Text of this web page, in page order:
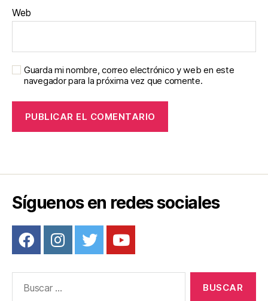
Web
Guarda mi nombre, correo electrónico y web en este
navegador para la próxima vez que comente.
Síguenos en redes sociales